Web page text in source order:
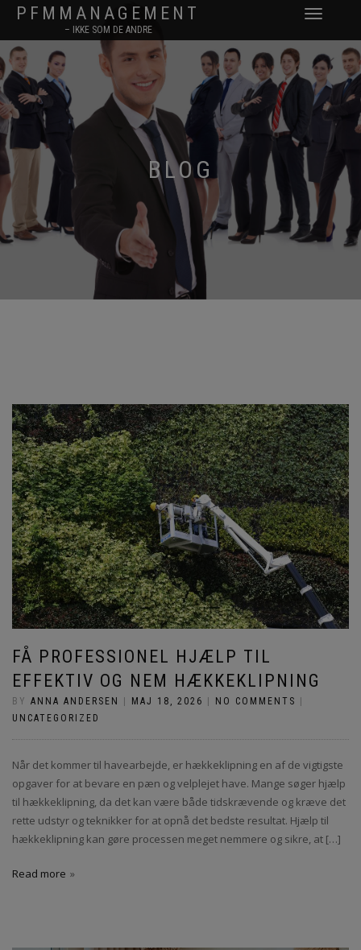
PFMMANAGEMENT
– IKKE SOM DE ANDRE
TOGGLE
BLOG
FÅ PROFESSIONEL HJÆLP TIL
EFFEKTIV OG NEM HÆKKEKLIPNING
BY ANNA ANDERSEN | MAJ 18, 2026 | NO COMMENTS |
UNCATEGORIZED
Når det kommer til havearbejde, er hækkeklipning en af de vigtigste
opgaver for at bevare en pæn og velplejet have. Mange søger hjælp
til hækkeklipning, da det kan være både tidskrævende og kræve det
rette udstyr og teknikker for at opnå det bedste resultat. Hjælp til
hækkeklipning kan gøre processen meget nemmere og sikre, at […]
Read more